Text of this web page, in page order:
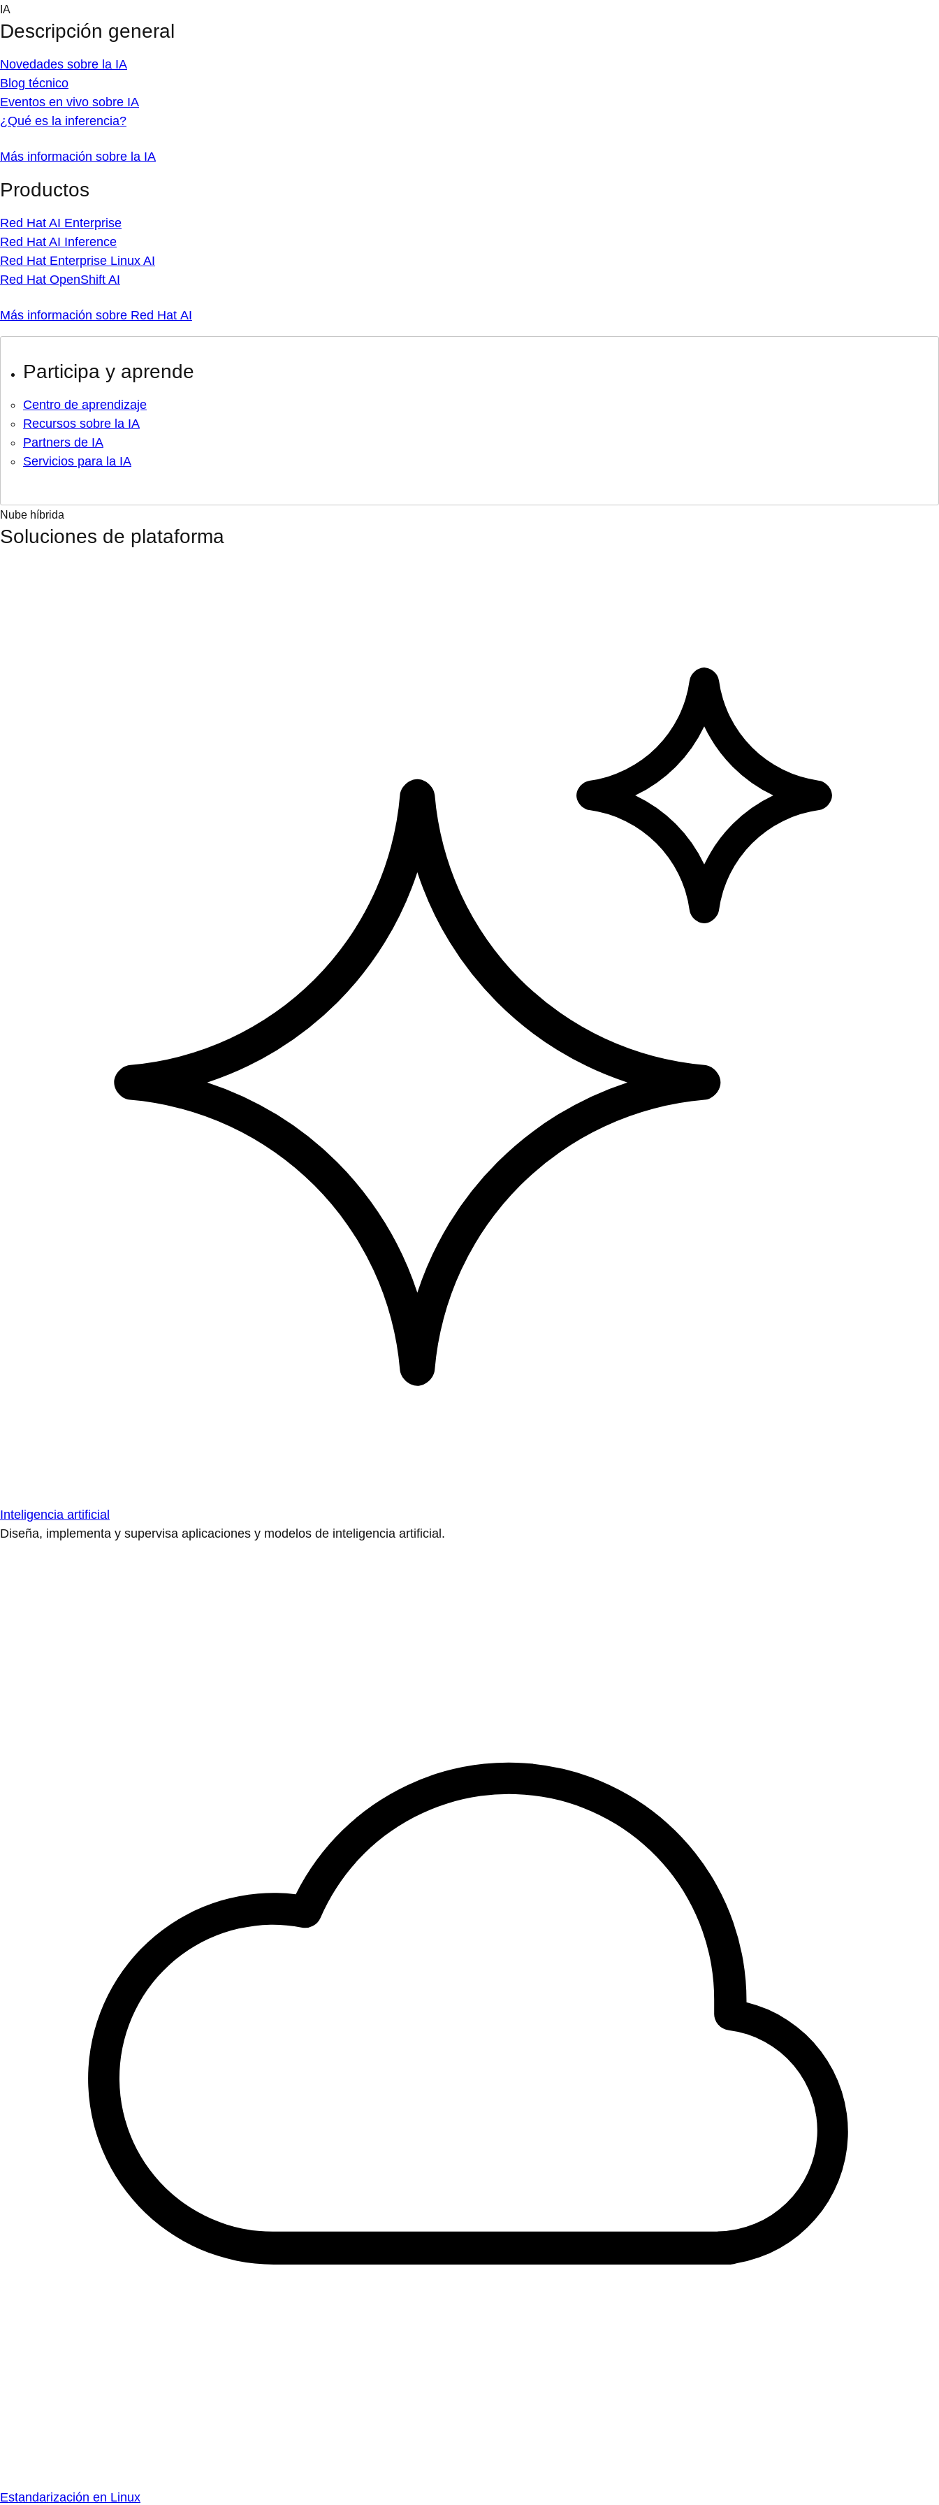
Skip
content
IA
Descripción general
Novedades sobre la IA
Blog técnico
Eventos en vivo sobre IA
¿Qué es la inferencia?
Más información sobre la IA
Productos
Red Hat AI Enterprise
Red Hat AI Inference
Red Hat Enterprise Linux AI
Red Hat OpenShift AI
Más información sobre Red Hat AI
Participa y aprende
Centro de aprendizaje
Recursos sobre la IA
Partners de IA
Servicios para la IA
Nube híbrida
Soluciones de plataforma
Inteligencia artificial
Diseña, implementa y supervisa aplicaciones y modelos de inteligencia artificial.
Estandarización en Linux